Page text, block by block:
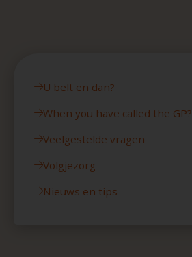
U belt en dan?
When you have called the GP?
Veelgestelde vragen
Volgjezorg
Nieuws en tips